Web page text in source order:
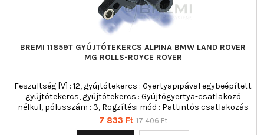
BREMI 11859T GYÚJTÓTEKERCS ALPINA BMW LAND ROVER
MG ROLLS-ROYCE ROVER
Feszültség [V] : 12, gyújtótekercs : Gyertyapipával egybeépített
gyújtótekercs, gyújtótekercs : Gyújtógyertya-csatlakozó
nélkül, pólusszám : 3, Rögzítési mód : Pattintós csatlakozás
Ár
7 833 Ft Normál
17 406 Ft